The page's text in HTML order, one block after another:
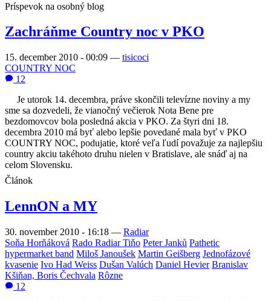
Príspevok na osobný blog
Zachráňme Country noc v PKO
15. december 2010 - 00:09 — tisicoci
COUNTRY NOC
12
Je utorok 14. decembra, práve skončili televízne noviny a my
sme sa dozvedeli, že vianočný večierok Nota Bene pre
bezdomovcov bola posledná akcia v PKO. Za štyri dni 18.
decembra 2010 má byť alebo lepšie povedané mala byť v PKO
COUNTRY NOC, podujatie, ktoré veľa ľudí považuje za najlepšiu
country akciu takéhoto druhu nielen v Bratislave, ale snáď aj na
celom Slovensku.
Článok
LennON a MY
30. november 2010 - 16:18 — Radiar
Soňa Horňáková Rado Radiar Tiňo Peter Janků Pathetic
hypermarket band Miloš Janoušek Martin Geišberg Jednofázové
kvasenie Ivo Had Weiss Dušan Valúch Daniel Hevier Branislav
Kšiňan, Boris Čechvala Rôzne
12